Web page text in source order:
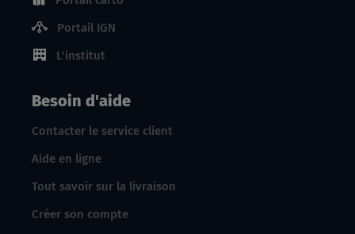
Portail IGN
L'institut
Besoin d'aide
Contacter le service client
Aide en ligne
Tout savoir sur la livraison
Créer son compte